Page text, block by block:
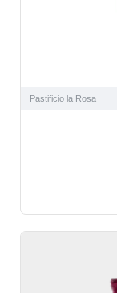
Pastificio la Rosa